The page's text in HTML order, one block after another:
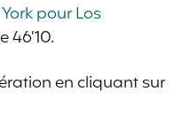
pour Los
46’10.
en cliquant sur